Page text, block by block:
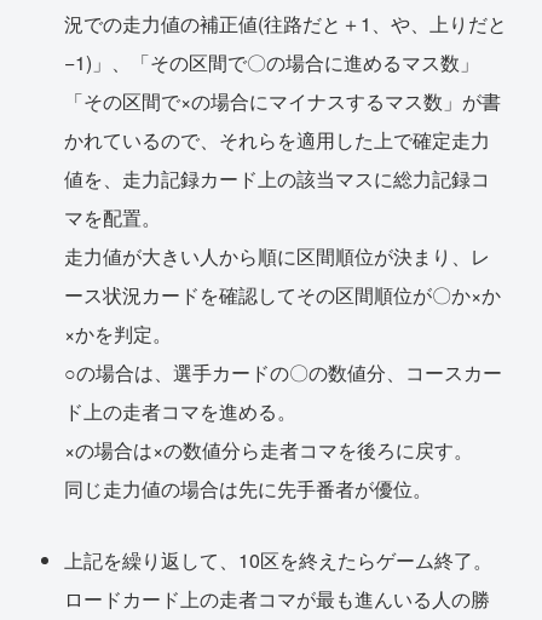
況での走力値の補正値(往路だと＋1、や、上りだと
−1)」、「その区間で〇の場合に進めるマス数」
「その区間で×の場合にマイナスするマス数」が書
かれているので、それらを適用した上で確定走力
値を、走力記録カード上の該当マスに総力記録コ
マを配置。
走力値が大きい人から順に区間順位が決まり、レ
ース状況カードを確認してその区間順位が〇か×か
×かを判定。
○の場合は、選手カードの〇の数値分、コースカー
ド上の走者コマを進める。
×の場合は×の数値分ら走者コマを後ろに戻す。
同じ走力値の場合は先に先手番者が優位。
上記を繰り返して、10区を終えたらゲーム終了。
ロードカード上の走者コマが最も進んいる人の勝